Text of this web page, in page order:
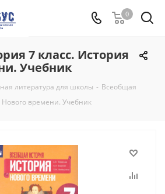
0
7 класс. История
Учебник
литература для школы - Всеобщая
Нового времени. Учебник